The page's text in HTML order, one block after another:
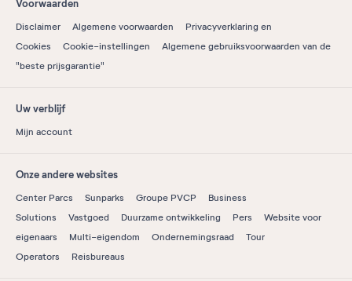
Voorwaarden
Disclaimer Algemene voorwaarden
Privacyverklaring en
Cookies
Cookie-instellingen
Algemene gebruiksvoorwaarden van de
"beste prijsgarantie"
Uw verblijf
Mijn account
Onze andere websites
Center Parcs Sunparks Groupe PVCP
Business
Solutions
Vastgoed Duurzame ontwikkeling Pers
Website voor
eigenaars
Multi-eigendom Ondernemingsraad
Tour
Operators
Reisbureaus